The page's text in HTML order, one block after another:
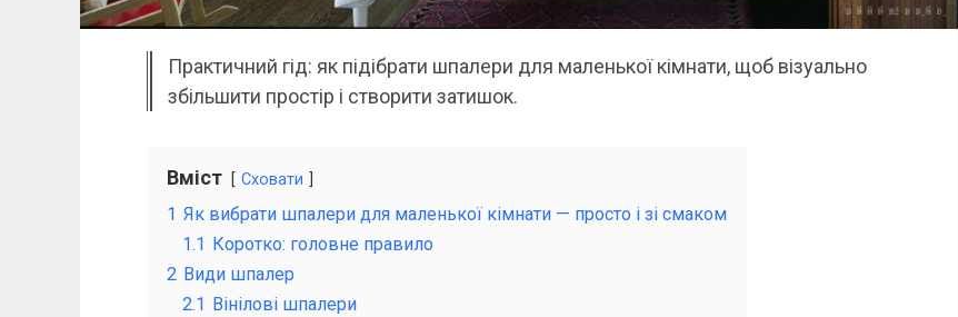
Практичний гід: як підібрати шпалери для маленької кімнати, щоб візуально
збільшити простір і створити затишок.
Вміст Сховати
1 Як вибрати шпалери для маленької кімнати — просто і зі смаком
1.1 Коротко: головне правило
2 Види шпалер
2.1 Вінілові шпалери